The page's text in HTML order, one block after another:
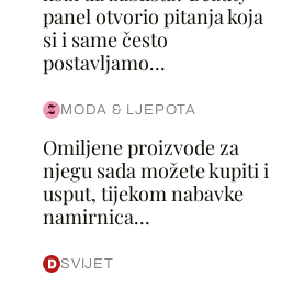
panel otvorio pitanja koja
si i same često
postavljamo...
MODA & LJEPOTA
Omiljene proizvode za
njegu sada možete kupiti i
usput, tijekom nabavke
namirnica...
SVIJET